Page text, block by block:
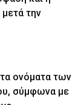
την
ονόματα των
σύμφωνα με